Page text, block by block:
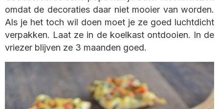
omdat de decoraties daar niet mooier van worden.
Als je het toch wil doen moet je ze goed luchtdicht
verpakken. Laat ze in de koelkast ontdooien. In de
vriezer blijven ze 3 maanden goed.